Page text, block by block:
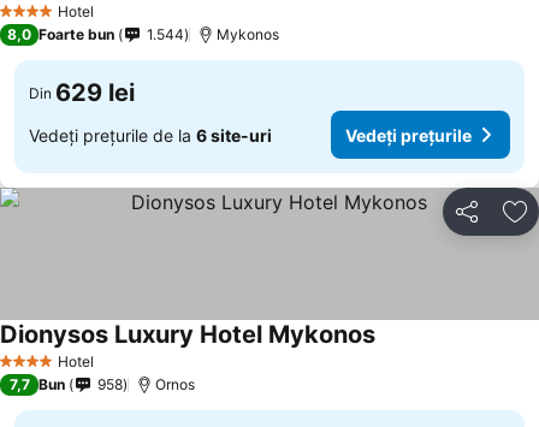
4 Stele Hotel
8,0 Foarte bun 1.544 Mykonos
Din 629 lei
Vedeți prețurile de la 6 site-uri Vedeți prețurile
Distribuiți
4 Stele Hotel
Dionysos Luxury Hotel Mykonos
7,7 Bun 958 Ornos